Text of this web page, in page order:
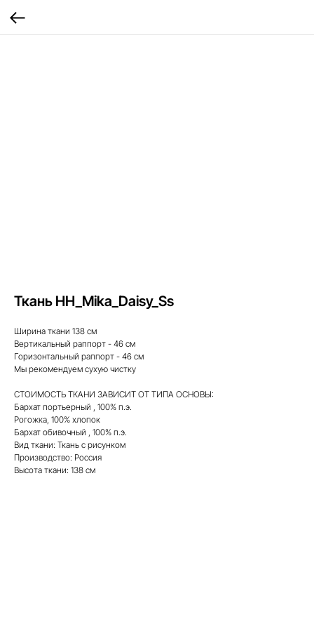
Ткань HH_Mika_Daisy_Ss
Ширина ткани 138 см
Вертикальный раппорт - 46 см
Горизонтальный раппорт - 46 см
Мы рекомендуем сухую чистку
СТОИМОСТЬ ТКАНИ ЗАВИСИТ ОТ ТИПА ОСНОВЫ:
Бархат портьерный , 100% п.э.
Рогожка, 100% хлопок
Бархат обивочный , 100% п.э.
Вид ткани: Ткань с рисунком
Производство: Россия
Высота ткани: 138 см